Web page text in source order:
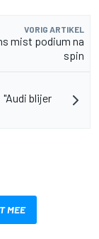
VORIG ARTIKEL
mist podium na
spin
blijer
MEE